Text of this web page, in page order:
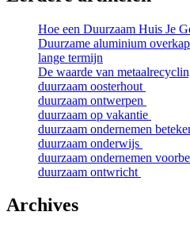
Hoe een Duurzaam Huis Je
Duurzame aluminium
lange termijn
De waarde van
duurzaam oosterhout
duurzaam ontwerpen
duurzaam op vakantie
duurzaam ondernemen
duurzaam onderwijs
duurzaam ondernemen
duurzaam ontwricht
Archives